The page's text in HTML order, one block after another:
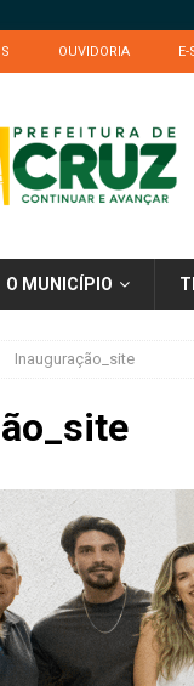
OUVIDORIA E-
O MUNICÍPIO
Inauguração_site